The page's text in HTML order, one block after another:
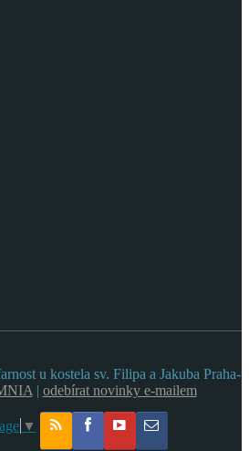
u kostela sv. Filipa a Jakuba Praha-
| odebírat novinky e-mailem
▼